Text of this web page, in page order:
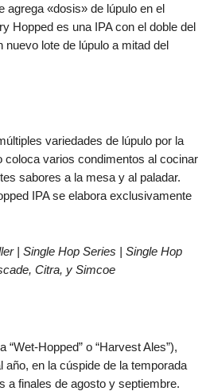
agrega «dosis» de lúpulo en el
Hopped es una IPA con el doble del
nuevo lote de lúpulo a mitad del
variedades de lúpulo por la
coloca varios condimentos al cocinar
sabores a la mesa y al paladar.
IPA se elabora exclusivamente
| Single Hop Series | Single Hop
Citra, y Simcoe
Hopped” o “Harvest Ales”),
en la cúspide de la temporada
a finales de agosto y septiembre.